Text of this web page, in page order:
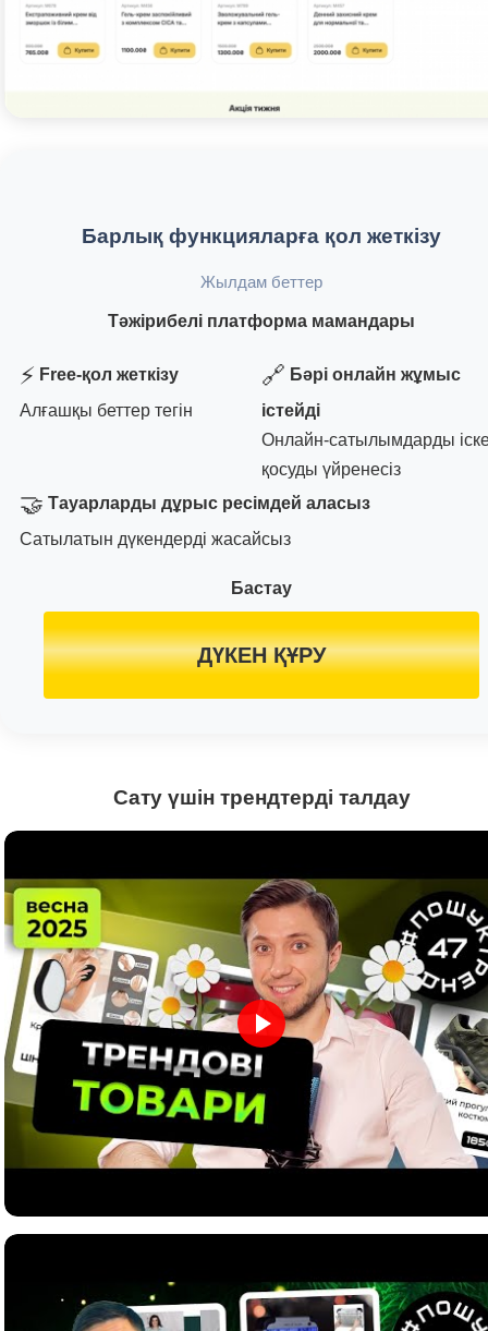
Барлық функцияларға қол жеткізу
Жылдам беттер
Тәжірибелі платформа мамандары
⚡ Free-қол жеткізу
Алғашқы беттер тегін
🔗 Бәрі онлайн жұмыс
істейді
Онлайн-сатылымдарды
қосуды үйренесіз
🤝 Тауарларды дұрыс ресімдей аласыз
Сатылатын дүкендерді жасайсыз
Бастау
ДҮКЕН ҚҰРУ
Сату үшін трендтерді талдау